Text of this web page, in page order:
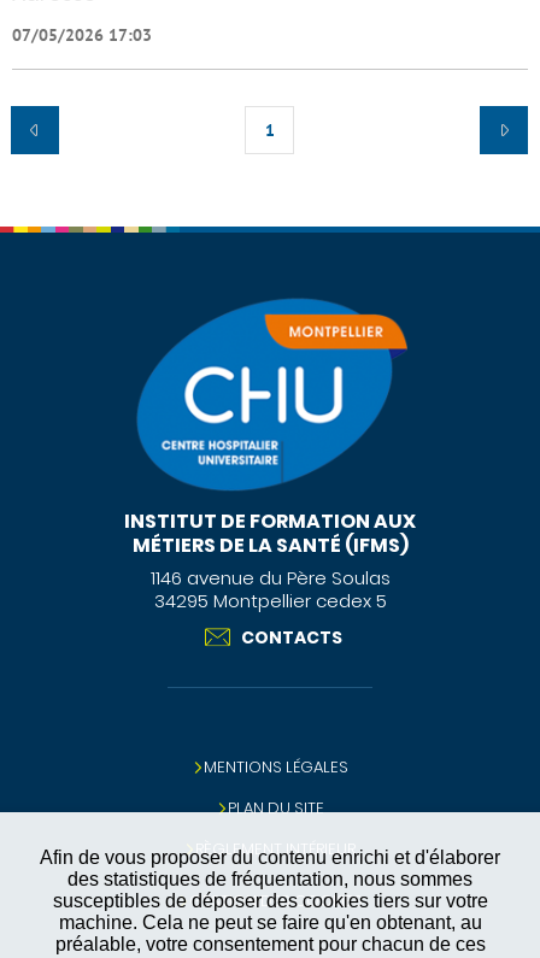
Afin de vous proposer du contenu enrichi et d'élaborer
des statistiques de fréquentation, nous sommes
susceptibles de déposer des cookies tiers sur votre
machine. Cela ne peut se faire qu'en obtenant, au
préalable, votre consentement pour chacun de ces
07/05/2026 17:03
1
INSTITUT DE FORMATION AUX
MÉTIERS DE LA SANTÉ (IFMS)
1146 avenue du Père Soulas
34295 Montpellier cedex 5
CONTACTS
MENTIONS LÉGALES
PLAN DU SITE
RÈGLEMENT INTÉRIEUR
GESTION DES COOKIES